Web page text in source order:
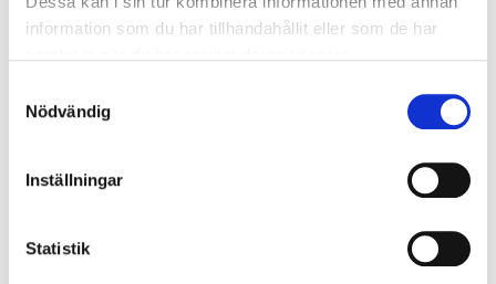
information som du har tillhandahållit eller som de har
Nödvändig
Inställningar
Statistik
genomföra effektiva insatser. Detta innebär en
noggrann utvärdering av era specifika behov och
Börja med att identifiera vilka specifika kompetenser
och resurser som krävs för att hantera de risker ni har
identifierat. Detta kan innefatta utbildningsinsatser för
medarbetare, investering i skyddsutrustning,
eller avsättande av tillräckliga ekonomiska medel för
förebyggande åtgärder. Var särskilt uppmärksam på